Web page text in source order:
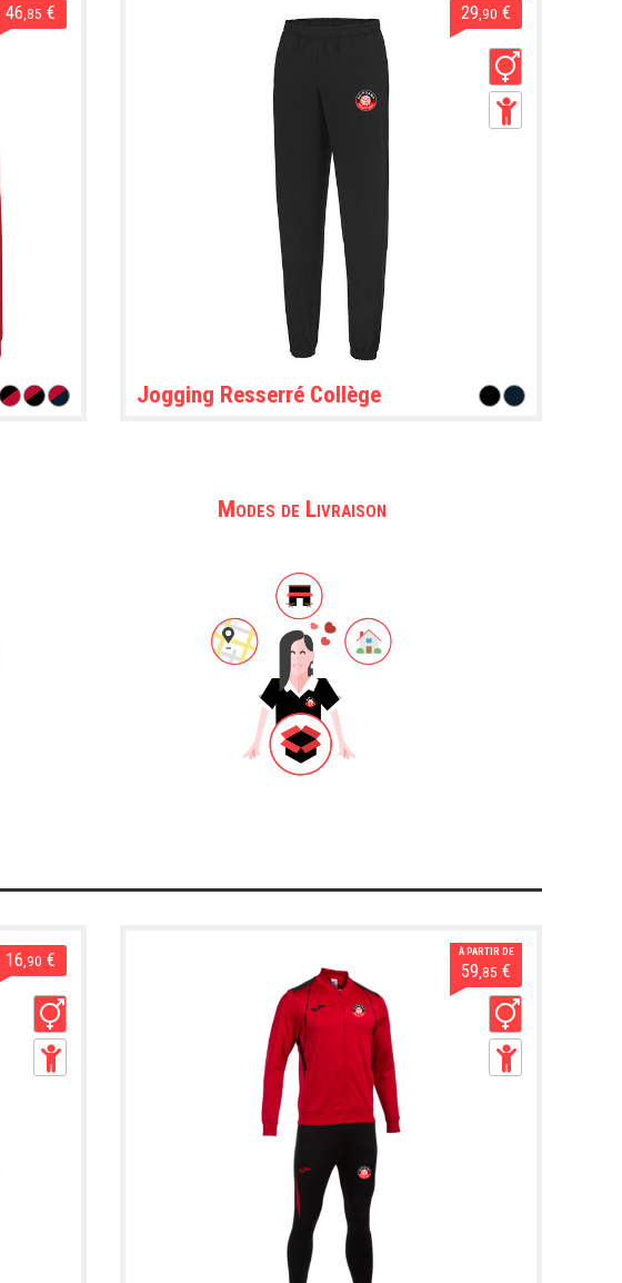
46 ,85 € 29 ,90 €
Jogging Resserré Collège
Modes de Livraison
16 ,90 € À PARTIR DE
59 ,85 €